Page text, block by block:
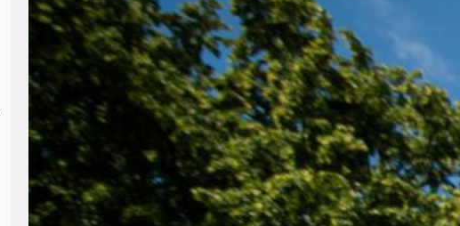
Glinna 4 maja poniedziałek 10.00
Przybyszyn i Kostuszyn 5 maja
wtorek 10.00 Wojtkowice Stare 6
maja środa 9.00 Ciechanowczyk
10.00 Kosiorki 8 maja piątek 10.00
Zadobrze 9 maja sobota 9.00
Antonin 12.00 Tworkowice 12 maja
wtorek 9.00 Poniaty 10.00 Malec 16
maja sobota 9.00 Bujenka Views:
166